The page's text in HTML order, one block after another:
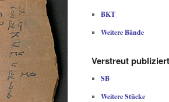
BKT
Weitere Bände
Verstreut
SB
Weitere Stücke